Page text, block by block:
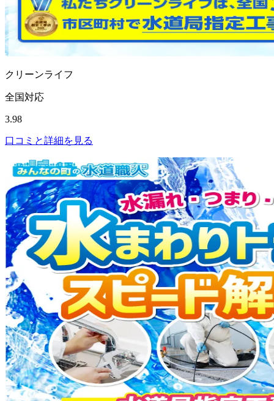
クリーンライフ
全国対応
3.98
口コミと詳細を見る